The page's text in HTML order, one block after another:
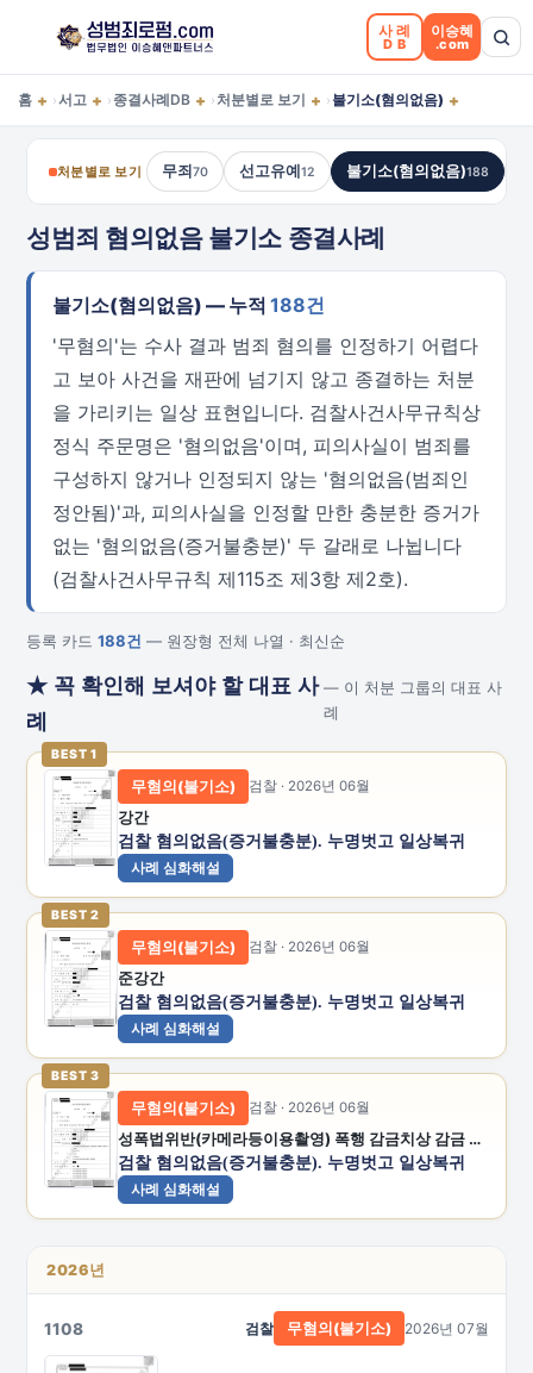
사례
DB
이승혜
.com
홈 + ›서고 + › 종결사례DB + › 처분별로 보기 + › 불기소(혐의없음) +
처분별로 보기 무죄70 선고유예12 불기소(혐의없음)188
성범죄 혐의없음 불기소 종결사례
불기소(혐의없음) — 누적 188건
'무혐의'는 수사 결과 범죄 혐의를 인정하기 어렵다
고 보아 사건을 재판에 넘기지 않고 종결하는 처분
을 가리키는 일상 표현입니다. 검찰사건사무규칙상
정식 주문명은 '혐의없음'이며, 피의사실이 범죄를
구성하지 않거나 인정되지 않는 '혐의없음(범죄인
정안됨)'과, 피의사실을 인정할 만한 충분한 증거가
없는 '혐의없음(증거불충분)' 두 갈래로 나뉩니다
(검찰사건사무규칙 제115조 제3항 제2호).
등록 카드 188건 — 원장형 전체 나열 · 최신순
★ 꼭 확인해 보셔야 할 대표 사
례
— 이 처분 그룹의 대표 사
례
BEST 1
무혐의(불기소) 검찰 · 2026년 06월
강간
검찰 혐의없음(증거불충분). 누명벗고 일상복귀
사례 심화해설
BEST 2
무혐의(불기소) 검찰 · 2026년 06월
준강간
검찰 혐의없음(증거불충분). 누명벗고 일상복귀
사례 심화해설
BEST 3
무혐의(불기소) 검찰 · 2026년 06월
성폭법위반(카메라등이용촬영) 폭행 감금치상 감금 공갈 공갈미수 스토킹처벌법위반
검찰 혐의없음(증거불충분). 누명벗고 일상복귀
사례 심화해설
2026년
1108 검찰 무혐의(불기소) 2026년 07월